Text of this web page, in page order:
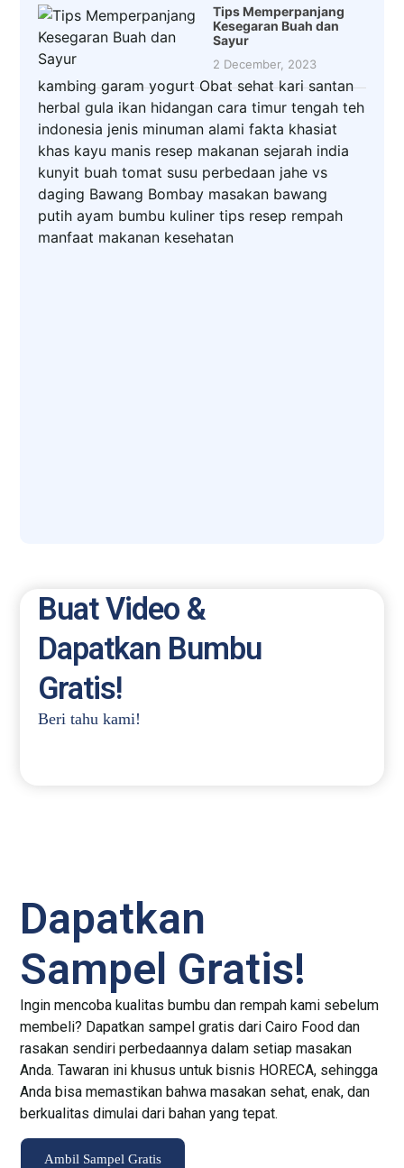
Tips Memperpanjang
Kesegaran Buah dan
Sayur
2 December, 2023
kambing garam yogurt Obat sehat kari santan
herbal gula ikan hidangan cara timur tengah teh
indonesia jenis minuman alami fakta khasiat
khas kayu manis resep makanan sejarah india
kunyit buah tomat susu perbedaan jahe vs
daging Bawang Bombay masakan bawang
putih ayam bumbu kuliner tips resep rempah
manfaat makanan kesehatan
Buat Video &
Dapatkan Bumbu
Gratis!
Beri tahu kami!
Dapatkan
Sampel Gratis!
Ingin mencoba kualitas bumbu dan rempah kami sebelum
membeli? Dapatkan sampel gratis dari Cairo Food dan
rasakan sendiri perbedaannya dalam setiap masakan
Anda. Tawaran ini khusus untuk bisnis HORECA, sehingga
Anda bisa memastikan bahwa masakan sehat, enak, dan
berkualitas dimulai dari bahan yang tepat.
Ambil Sampel Gratis